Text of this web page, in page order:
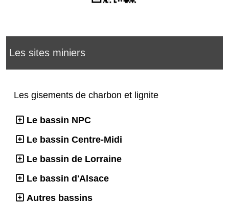
Les sites miniers
Les gisements de charbon et lignite
Le bassin NPC
Le bassin Centre-Midi
Le bassin de Lorraine
Le bassin d'Alsace
Autres bassins